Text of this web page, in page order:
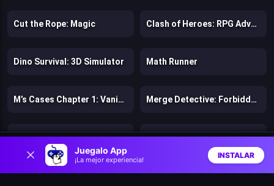
Juegalo App
¡La mejor experiencia!
INSTALAR
Cut the Rope: Magic Clash of Heroes: RPG Adventure
Dino Survival: 3D Simulator Math Runner
M’s Cases Chapter 1: Vanishing of Melisma Merge Detective: Forbidden Secret
Super Pizza Quest Tweety's Pipe Pranks: Looney Tunes
Jims World: Adventure Island Farm